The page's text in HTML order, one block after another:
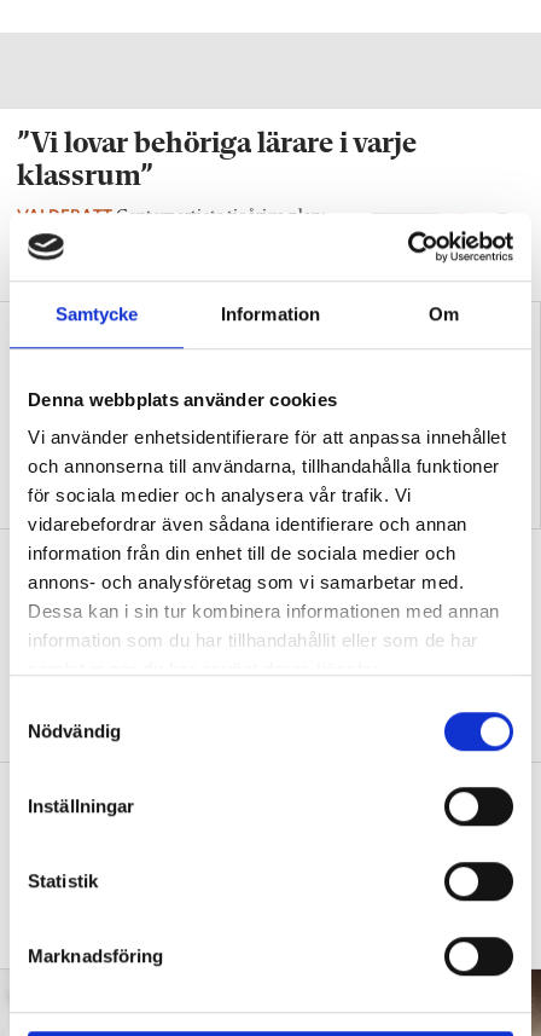
Samtycke Information Om
Denna webbplats använder cookies
Vi använder enhetsidentifierare för att anpassa innehållet
och annonserna till användarna, tillhandahålla funktioner
för sociala medier och analysera vår trafik. Vi
vidarebefordrar även sådana identifierare och annan
information från din enhet till de sociala medier och
annons- och analysföretag som vi samarbetar med.
Dessa kan i sin tur kombinera informationen med annan
information som du har tillhandahållit eller som de har
m
v
Nödvändig
Inställningar
Statistik
Marknadsföring
”Vi lovar behöriga lärare i varje
klassrum”
VALDEBATT Centerpartiets tioåriga plan:
Inga fler obehöriga lärare.
pyramid i skolan”
”Hur skolan fungerar blir
tydligt i trappan”
”Vad ska vår tid räcka till på
förskolan?”
DEBATT ”Ska jag som förskollärare duka,
”Vad säger det om skolan när allt fler
DEBATT ”Frågan är hur skolan kan ge plats åt